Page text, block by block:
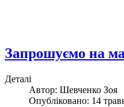
Запрошуємо на
Деталі
Автор: Шевченко Зоя
Опубліковано: 14